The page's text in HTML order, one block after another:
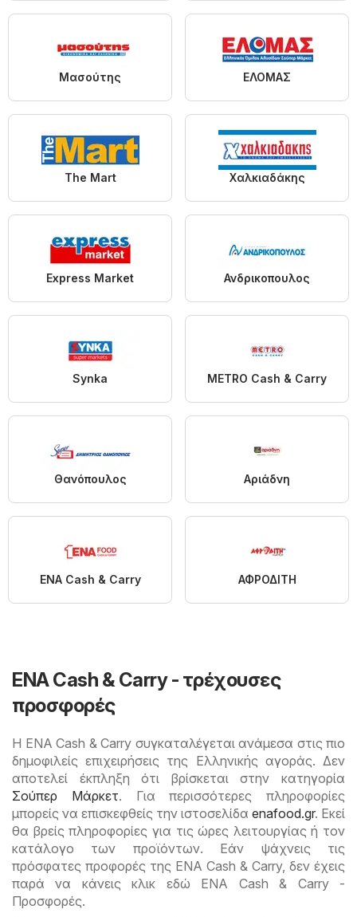
Μασούτης ΕΛΟΜΑΣ
The Mart Χαλκιαδάκης
Express Market Ανδρικοπουλος
Synka METRO Cash & Carry
Θανόπουλος Αριάδνη
ENA Cash & Carry ΑΦΡΟΔΙΤΗ
ENA Cash & Carry - τρέχουσες
προσφορές
Η ENA Cash & Carry συγκαταλέγεται ανάμεσα στις πιο
δημοφιλείς επιχειρήσεις της Ελληνικής αγοράς. Δεν
αποτελεί έκπληξη ότι βρίσκεται στην κατηγορία
Σούπερ Μάρκετ. Για περισσότερες πληροφορίες
μπορείς να επισκεφθείς την ιστοσελίδα enafood.gr. Εκεί
θα βρείς πληροφορίες για τις ώρες λειτουργίας ή τον
κατάλογο των προϊόντων. Εάν ψάχνεις τις
πρόσφατες προφορές της ENA Cash & Carry, δεν έχεις
παρά να κάνεις κλικ εδώ ENA Cash & Carry -
Προσφορές.